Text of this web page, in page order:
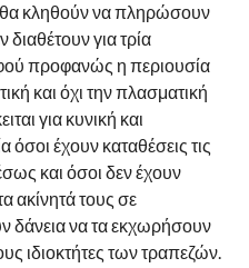
θα κληθούν να πληρώσουν
για τρία
προφανώς η περιουσία
και όχι την πλασματική
για κυνική και
έχουν καταθέσεις τις
και όσοι δεν έχουν
ακίνητά τους σε
δάνεια να τα εκχωρήσουν
ιδιοκτήτες των τραπεζών.